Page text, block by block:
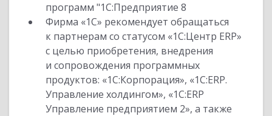
программ "1С:Предприятие 8
Фирма «1С» рекомендует обращаться
к партнерам со статусом «1С:Центр ERP»
с целью приобретения, внедрения
и сопровождения программных
продуктов: «1С:Корпорация», «1С:ERP.
Управление холдингом», «1С:ERP
Управление предприятием 2», а также